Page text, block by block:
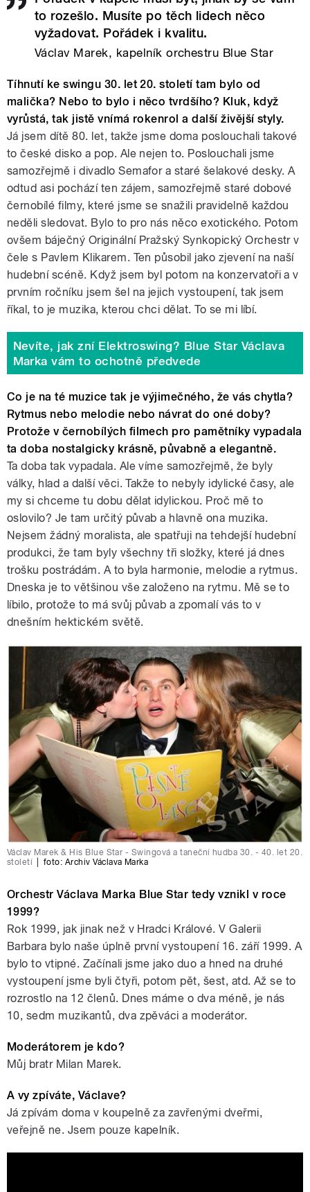
to rozešlo. Musíte po těch lidech něco
vyžadovat. Pořádek i kvalitu.
Václav Marek, kapelník orchestru Blue Star
Tíhnutí ke swingu 30. let 20. století tam bylo od
malička? Nebo to bylo i něco tvrdšího? Kluk, když
vyrůstá, tak jistě vnímá rokenrol a další živější styly.
Já jsem dítě 80. let, takže jsme doma poslouchali takové
to české disko a pop. Ale nejen to. Poslouchali jsme
samozřejmě i divadlo Semafor a staré šelakové desky. A
odtud asi pochází ten zájem, samozřejmě staré dobové
černobílé filmy, které jsme se snažili pravidelně každou
neděli sledovat. Bylo to pro nás něco exotického. Potom
ovšem báječný Originální Pražský Synkopický Orchestr v
čele s Pavlem Klikarem. Ten působil jako zjevení na naší
hudební scéně. Když jsem byl potom na konzervatoři a v
prvním ročníku jsem šel na jejich vystoupení, tak jsem
říkal, to je muzika, kterou chci dělat. To se mi líbí.
Nevíte, jak zní Elektroswing? Blue Star Václava
Marka vám to ochotně předvede
Co je na té muzice tak je výjimečného, že vás chytla?
Rytmus nebo melodie nebo návrat do oné doby?
Protože v černobílých filmech pro pamětníky vypadala
ta doba nostalgicky krásně, půvabně a elegantně.
Ta doba tak vypadala. Ale víme samozřejmě, že byly
války, hlad a další věci. Takže to nebyly idylické časy, ale
my si chceme tu dobu dělat idylickou. Proč mě to
oslovilo? Je tam určitý půvab a hlavně ona muzika.
Nejsem žádný moralista, ale spatřuji na tehdejší hudební
produkci, že tam byly všechny tři složky, které já dnes
trošku postrádám. A to byla harmonie, melodie a rytmus.
Dneska je to většinou vše založeno na rytmu. Mě se to
líbilo, protože to má svůj půvab a zpomalí vás to v
dnešním hektickém světě.
Václav Marek & His Blue Star - Swingová a taneční hudba 30. - 40. let 20.
století
foto: Archiv Václava Marka
Orchestr Václava Marka Blue Star tedy vznikl v roce
1999?
Rok 1999, jak jinak než v Hradci Králové. V Galerii
Barbara bylo naše úplně první vystoupení 16. září 1999. A
bylo to vtipné. Začínali jsme jako duo a hned na druhé
vystoupení jsme byli čtyři, potom pět, šest, atd. Až se to
rozrostlo na 12 členů. Dnes máme o dva méně, je nás
10, sedm muzikantů, dva zpěváci a moderátor.
Moderátorem je kdo?
Můj bratr Milan Marek.
A vy zpíváte, Václave?
Já zpívám doma v koupelně za zavřenými dveřmi,
veřejně ne. Jsem pouze kapelník.